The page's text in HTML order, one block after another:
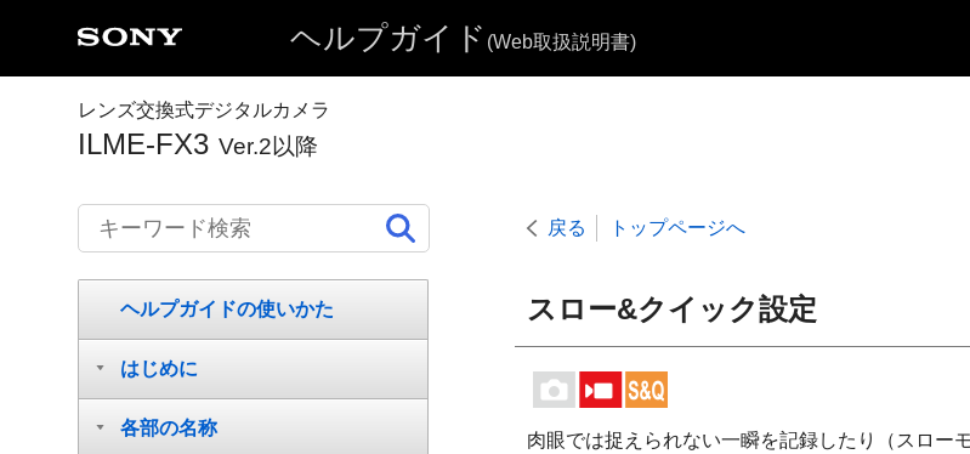
ヘルプガイド (Web取扱説明書)
レンズ交換式デジタルカメラ
ILME-FX3 Ver.2以降
戻る トップページへ
スロー&クイック設定
肉眼では捉えられない一瞬を記録したり（スロー
ヘルプガイドの使いかた
はじめに
各部の名称